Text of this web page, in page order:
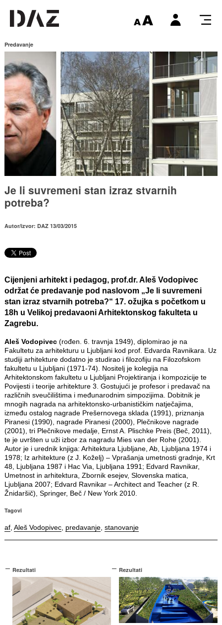
Predavanje
Je li suvremeni stan izraz stvarnih
potreba?
Autor/izvor: DAZ 13/03/2015
Cijenjeni arhitekt i pedagog, prof.dr. Aleš Vodopivec
održat će predavanje pod naslovom „Je li suvremeni
stan izraz stvarnih potreba?“ 17. ožujka s početkom u
18h u Velikoj predavaoni Arhitektonskog fakulteta u
Zagrebu.
Aleš Vodopivec(rođen. 6. travnja 1949), diplomirao je na
Fakultetu za arhitekturu u Ljubljani kod prof. Edvarda Ravnikara. Uz
studiji arhitekture dodatno je studirao i filozofiju na Filozofskom
fakultetu u Ljubljani (1971-74). Nositelj je kolegija na
Arhitektonskom fakultetu u Ljubljani Projektiranja i kompozicije te
Povijesti i teorije arhitekture 3. Gostujući je profesor i predavač na
različnih sveučilištima i međunarodnim simpozijima. Dobitnik je
mnogih nagrada na arhitektonsko-urbanističkim natječajima,
između ostalog nagrade Prešernovega sklada (1991), priznanja
Piranesi (1990), nagrade Piranesi (2000), Plečnikove nagrade
(2001), tri Plečnikove medalje, Ernst A. Plischke Preis (Beč, 2011),
te je uvršten u uži izbor za nagradu Mies van der Rohe (2001).
Autor je i urednik knjiga: Arhitektura Ljubljane, Ab, Ljubljana 1974 i
1978; Iz arhitekture (z J. Koželj) – Vprašanja umetnosti gradnje, Krt
48, Ljubljana 1987 i Hac Via, Ljubljana 1991; Edvard Ravnikar,
Umetnost in arhitektura, Zbornik esejev, Slovenska matica,
Ljubljana 2007; Edvard Ravnikar – Architect and Teacher (z R.
Žnidaršič), Springer, Beč / New York 2010.
Tagovi
af, Aleš Vodopivec, predavanje, stanovanje
Rezultati Rezultati